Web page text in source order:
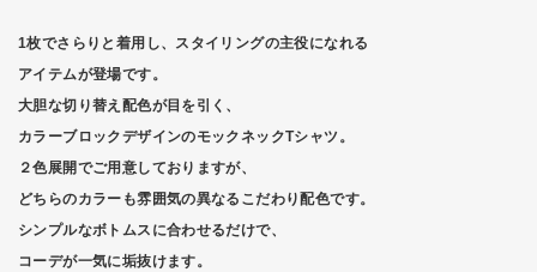
1枚でさらりと着用し、スタイリングの主役になれる
アイテムが登場です。
大胆な切り替え配色が目を引く、
カラーブロックデザインのモックネックTシャツ。
２色展開でご用意しておりますが、
どちらのカラーも雰囲気の異なるこだわり配色です。
シンプルなボトムスに合わせるだけで、
コーデが一気に垢抜けます。